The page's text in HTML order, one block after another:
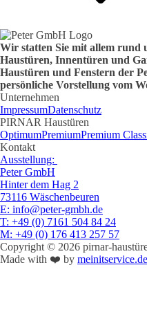
Wir statten Sie mit allem rund
Haustüren, Innentüren und
Haustüren und Fenstern der
persönliche Vorstellung vom
Unternehmen
ImpressumDatenschutz
PIRNAR Haustüren
OptimumPremiumPremium
Kontakt
Ausstellung:
Peter GmbH
Hinter dem Hag 2
73116 Wäschenbeuren
E: info@peter-gmbh.de
T: +49 (0) 7161 504 84 24
M: +49 (0) 176 413 257 57
Copyright © 2026 pirnar-
Made with ❤️ by meinitservice.de